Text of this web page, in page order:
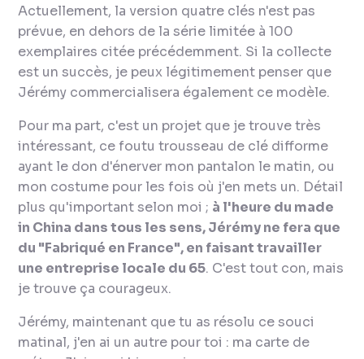
Actuellement, la version quatre clés n'est pas
prévue, en dehors de la série limitée à 100
exemplaires citée précédemment. Si la collecte
est un succès, je peux légitimement penser que
Jérémy commercialisera également ce modèle.
Pour ma part, c'est un projet que je trouve très
intéressant, ce foutu trousseau de clé difforme
ayant le don d'énerver mon pantalon le matin, ou
mon costume pour les fois où j'en mets un. Détail
plus qu'important selon moi ; à l'heure du made
in China dans tous les sens, Jérémy ne fera que
du "Fabriqué en France", en faisant travailler
une entreprise locale du 65. C'est tout con, mais
je trouve ça courageux.
Jérémy, maintenant que tu as résolu ce souci
matinal, j'en ai un autre pour toi : ma carte de